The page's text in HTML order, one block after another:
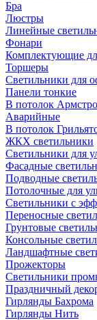
Бра
Люстры
Линейные
Фонари
Комплектующие
Торшеры
Светильники для
Панели тонкие
В потолок
Аварийные
В потолок
ЖКХ светильники
Светильники для
Фасадные
Подводные
Потолочные для
Светильники с
Переносные
Грунтовые
Консольные
Ландшафтные
Прожекторы
Светильники
Праздничный
Гирлянды Бахрома
Гирлянды Нить